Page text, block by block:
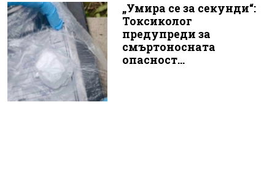
„Умира се за секунди“:
Токсиколог
предупреди за
смъртоносната
опасност...